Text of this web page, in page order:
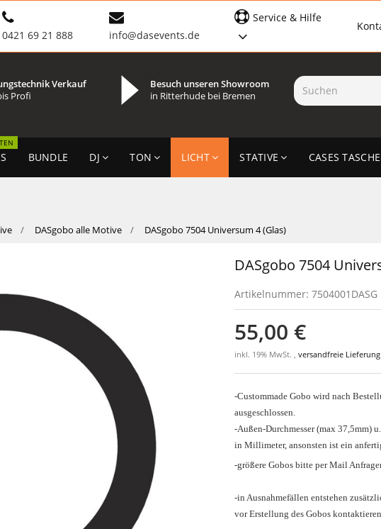
0421 69 21 888 info@dasevents.de
Service & Hilfe
Verkauf
Profi
Besuch unseren Showroom
in Ritterhude bei Bremen
BUNDLE DJ TON LICHT STATIVE CASES
DASgobo alle Motive DASgobo 7504 Universum 4 (Glas)
DASgobo 7504
Artikelnummer:7504001DASG
55,00 €
inkl. 19% MwSt. ,versandfreie Lieferung
-Custommade Gobo wird nach
ausgeschlossen.
-Außen-Durchmesser(max 37,5mm) u.
in Millimeter, ansonsten ist ein
-größere Gobos bitte per Mail
-in Ausnahmefällen entstehen
vor Erstellung des Gobos kontaktieren.